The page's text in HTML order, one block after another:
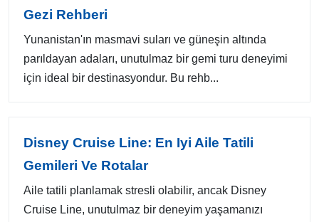
Gezi Rehberi
Yunanistan'ın masmavi suları ve güneşin altında
parıldayan adaları, unutulmaz bir gemi turu deneyimi
için ideal bir destinasyondur. Bu rehb...
Disney Cruise Line: En Iyi Aile Tatili
Gemileri Ve Rotalar
Aile tatili planlamak stresli olabilir, ancak Disney
Cruise Line, unutulmaz bir deneyim yaşamanızı